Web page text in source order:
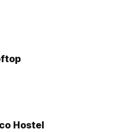
Hostel